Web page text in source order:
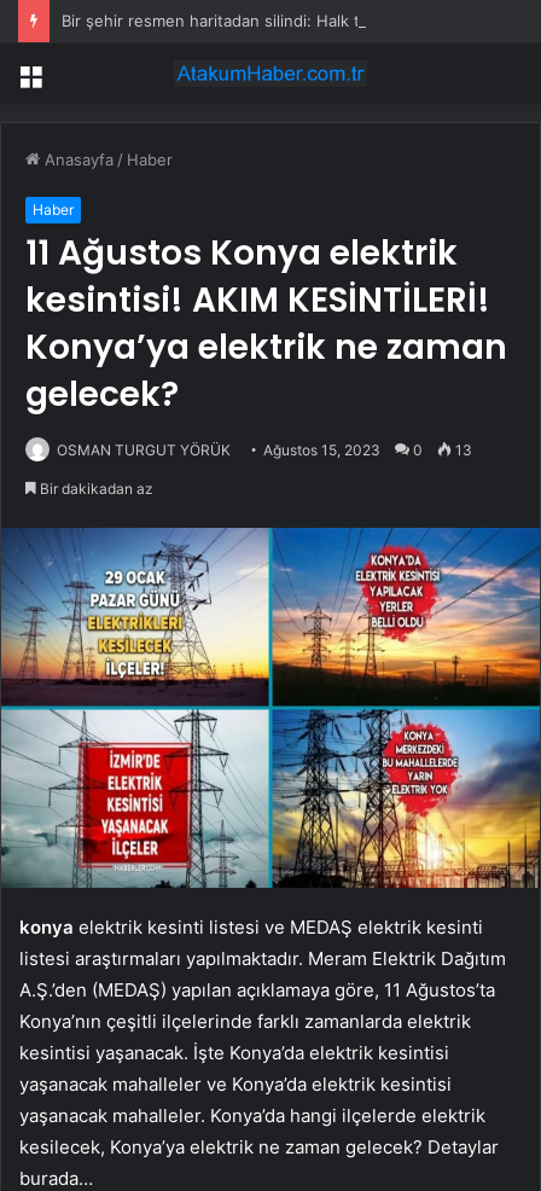
Bir şehir resmen haritadan silindi: Halk tahliye edildi
Menü
Anasayfa / Haber
Haber
11 Ağustos Konya elektrik
kesintisi! AKIM KESİNTİLERİ!
Konya’ya elektrik ne zaman
gelecek?
OSMAN TURGUT YÖRÜK Ağustos 15, 2023 0 13
Bir dakikadan az
konya elektrik kesinti listesi ve MEDAŞ elektrik kesinti
listesi araştırmaları yapılmaktadır. Meram Elektrik Dağıtım
A.Ş.’den (MEDAŞ) yapılan açıklamaya göre, 11 Ağustos’ta
Konya’nın çeşitli ilçelerinde farklı zamanlarda elektrik
kesintisi yaşanacak. İşte Konya’da elektrik kesintisi
yaşanacak mahalleler ve Konya’da elektrik kesintisi
yaşanacak mahalleler. Konya’da hangi ilçelerde elektrik
kesilecek, Konya’ya elektrik ne zaman gelecek? Detaylar
burada…